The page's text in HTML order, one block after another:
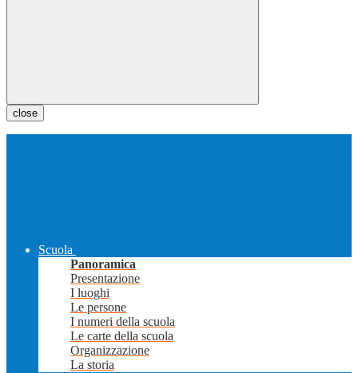
close
Scuola
Panoramica
Presentazione
I luoghi
Le persone
I numeri della scuola
Le carte della scuola
Organizzazione
La storia